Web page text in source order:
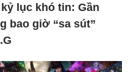
lục khó tin: Gần
bao giờ “sa sút”